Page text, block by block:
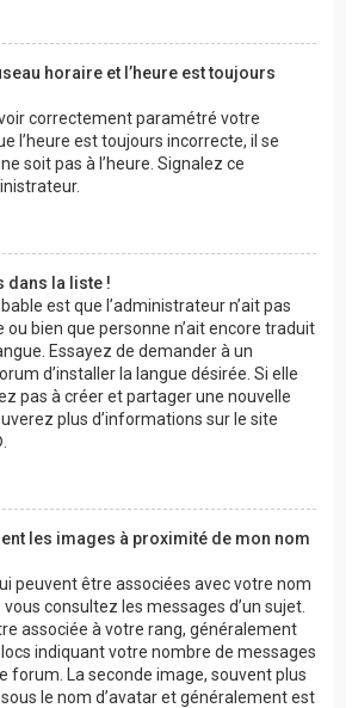
horaire et l’heure est toujours
correctement paramétré votre
l’heure est toujours incorrecte, il se
soit pas à l’heure. Signalez ce
dans la liste !
est que l’administrateur n’ait pas
bien que personne n’ait encore traduit
Essayez de demander à un
d’installer la langue désirée. Si elle
pas à créer et partager une nouvelle
plus d’informations sur le site
les images à proximité de mon nom
peuvent être associées avec votre nom
consultez les messages d’un sujet.
associée à votre rang, généralement
indiquant votre nombre de messages
forum. La seconde image, souvent plus
le nom d’avatar et généralement est